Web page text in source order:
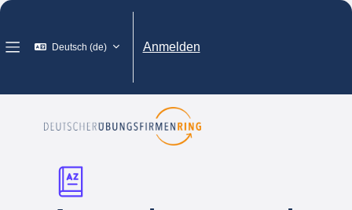
Zum Hauptinhalt
Deutsch ‎(de)‎ Anmelden